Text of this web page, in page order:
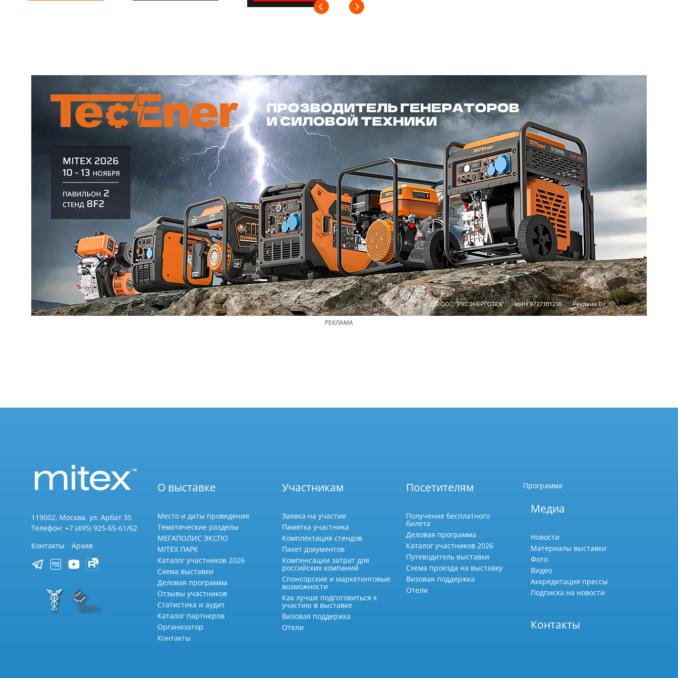
РЕКЛАМА
119002, Москва, ул. Арбат 35
Телефон: +7 (495) 925-65-61/62
Контакты
Архив
О выставке
Место и даты проведения
Тематические разделы
МЕГАПОЛИС ЭКСПО
MITEX ПАРК
Каталог участников 2026
Схема выставки
Деловая программа
Отзывы участников
Статистика и аудит
Каталог партнеров
Организатор
Контакты
Участникам
Заявка на участие
Памятка участника
Комплектация стендов
Пакет документов
Компенсации затрат для
российских компаний
Спонсорские и маркетинговые
возможности
Как лучше подготовиться к
участию в выставке
Визовая поддержка
Отели
Посетителям
Получение бесплатного
билета
Деловая программа
Каталог участников 2026
Путеводитель выставки
Схема проезда на выставку
Визовая поддержка
Отели
Программа
Медиа
Новости
Материалы выставки
Фото
Видео
Аккредитация прессы
Подписка на новости
Контакты